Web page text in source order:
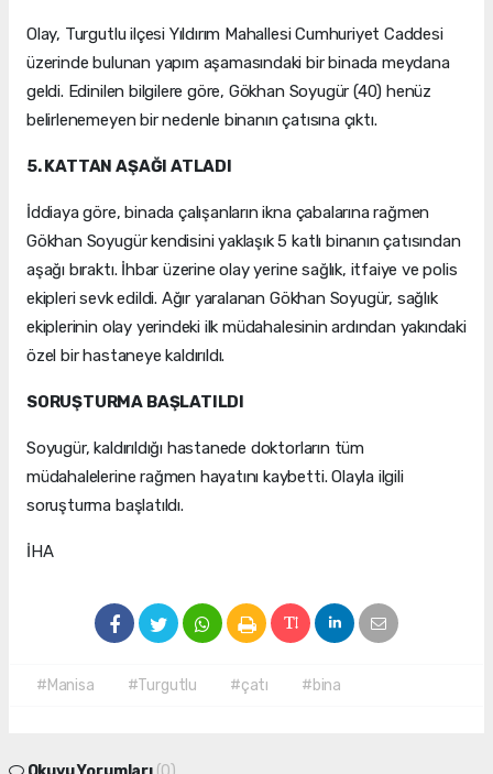
Olay, Turgutlu ilçesi Yıldırım Mahallesi Cumhuriyet Caddesi
üzerinde bulunan yapım aşamasındaki bir binada meydana
geldi. Edinilen bilgilere göre, Gökhan Soyugür (40) henüz
belirlenemeyen bir nedenle binanın çatısına çıktı.
5. KATTAN AŞAĞI ATLADI
İddiaya göre, binada çalışanların ikna çabalarına rağmen
Gökhan Soyugür kendisini yaklaşık 5 katlı binanın çatısından
aşağı bıraktı. İhbar üzerine olay yerine sağlık, itfaiye ve polis
ekipleri sevk edildi. Ağır yaralanan Gökhan Soyugür, sağlık
ekiplerinin olay yerindeki ilk müdahalesinin ardından yakındaki
özel bir hastaneye kaldırıldı.
SORUŞTURMA BAŞLATILDI
Soyugür, kaldırıldığı hastanede doktorların tüm
müdahalelerine rağmen hayatını kaybetti. Olayla ilgili
soruşturma başlatıldı.
İHA
#Manisa #Turgutlu #çatı #bina